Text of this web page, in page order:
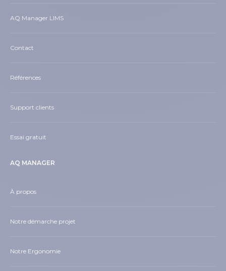
AQ Manager LIMS
Contact
Références
Support clients
Essai gratuit
AQ MANAGER
À propos
Notre démarche projet
Notre Ergonomie